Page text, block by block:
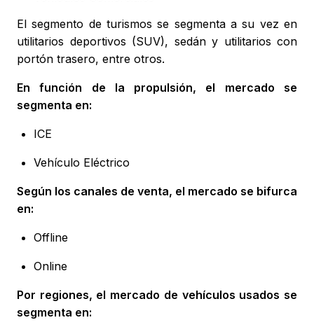
El segmento de turismos se segmenta a su vez en
utilitarios deportivos (SUV), sedán y utilitarios con
portón trasero, entre otros.
En función de la propulsión, el mercado se
segmenta en:
ICE
Vehículo Eléctrico
Según los canales de venta, el mercado se bifurca
en:
Offline
Online
Por regiones, el mercado de vehículos usados se
segmenta en: